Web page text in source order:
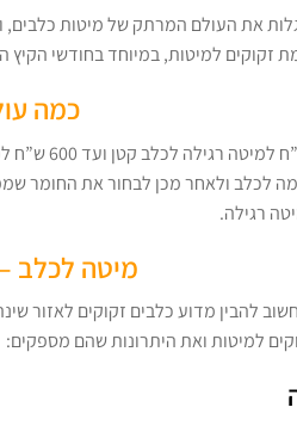
את העולם המרתק של מיטות כלבים,
זקוקים למיטות, במיוחד בחודשי הקיץ
כמה
מיטות
לכלב ולאחר מכן לבחור את החומר
רגילה.
מיטה לכלב
להבין מדוע כלבים זקוקים לאזור
למיטות ואת היתרונות שהם מספקים: